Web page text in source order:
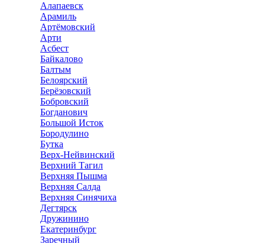
Алапаевск
Арамиль
Артёмовский
Арти
Асбест
Байкалово
Балтым
Белоярский
Берёзовский
Бобровский
Богданович
Большой Исток
Бородулино
Бутка
Верх-Нейвинский
Верхний Тагил
Верхняя Пышма
Верхняя Салда
Верхняя Синячиха
Дегтярск
Дружинино
Екатеринбург
Заречный